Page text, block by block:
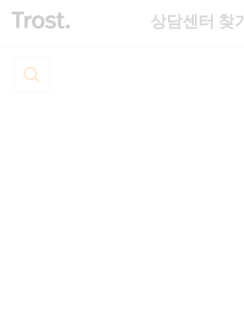
상담센터 찾기